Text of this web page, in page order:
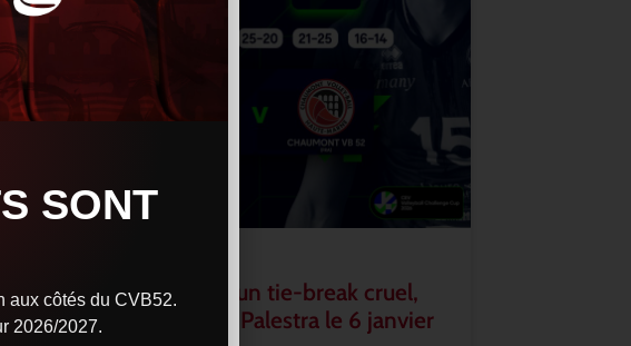
Syros–CVB52 : un tie-break cruel,
tout se jouera à Palestra le 6 janvier
SONT
aux côtés du CVB52.
2026/2027.